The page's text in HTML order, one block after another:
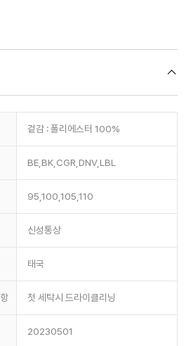
겉감 : 폴리에스터 100%
BE,BK,CGR,DNV,LBL
95,100,105,110
신성통상
태국
첫 세탁시 드라이클리닝
20230501